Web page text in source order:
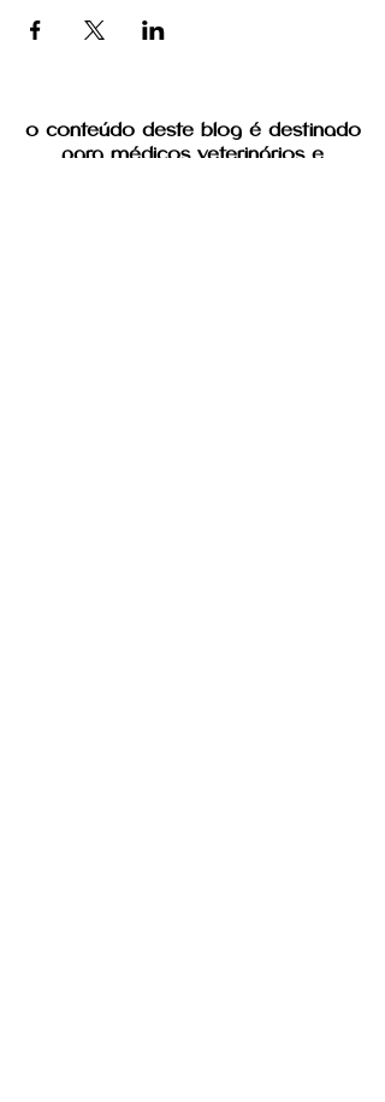
o conteúdo deste blog é destinado
para médicos veterinários e